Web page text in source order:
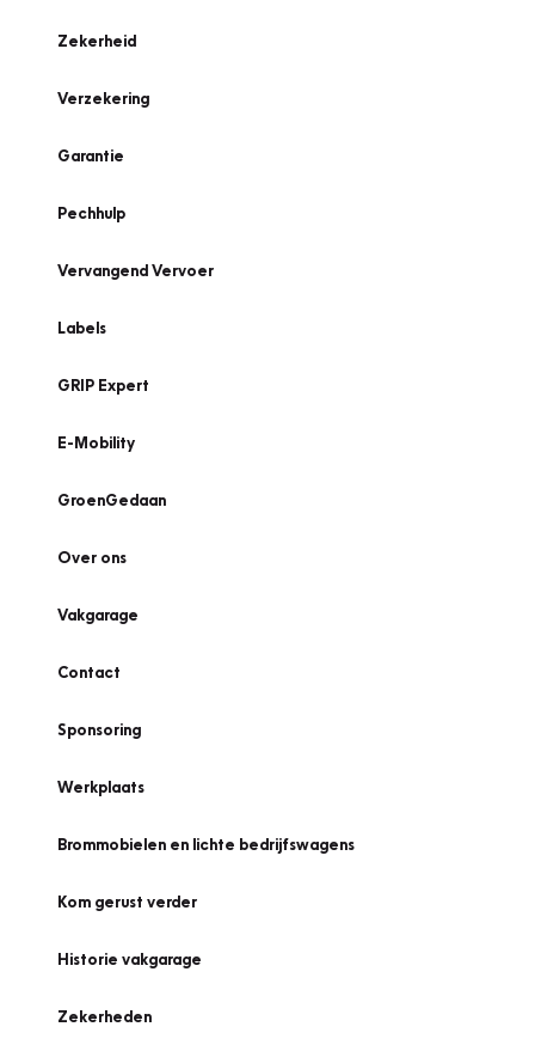
Zekerheid
Verzekering
Garantie
Pechhulp
Vervangend Vervoer
Labels
GRIP Expert
E-Mobility
GroenGedaan
Over ons
Vakgarage
Contact
Sponsoring
Werkplaats
Brommobielen en lichte bedrijfswagens
Kom gerust verder
Historie vakgarage
Zekerheden